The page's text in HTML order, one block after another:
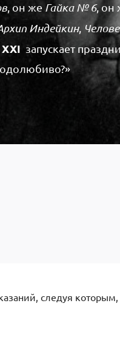
, он же Гайка № 6, он
Индейкин,
запускает
следуя